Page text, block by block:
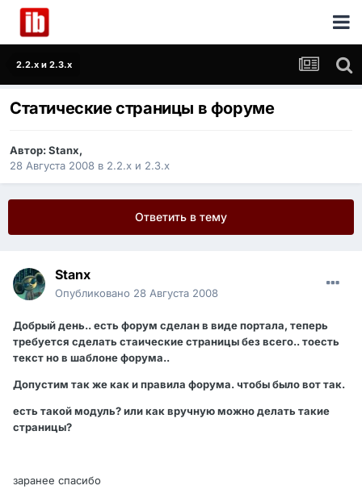
2.2.x и 2.3.x
Статические страницы в форуме
Автор:Stanx,
28 Августа 2008 в 2.2.x и 2.3.x
Ответить в тему
Stanx
Опубликовано 28 Августа 2008
Добрый день.. есть форум сделан в виде портала, теперь
требуется сделать стаические страницы без всего.. тоесть
текст но в шаблоне форума..
Допустим так же как и правила форума. чтобы было вот так.
есть такой модуль? или как вручную можно делать такие
страницы?
заранее спасибо